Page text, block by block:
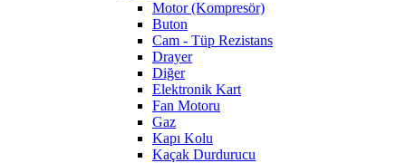
Motor (Kompresör)
Buton
Cam - Tüp Rezistans
Drayer
Diğer
Elektronik Kart
Fan Motoru
Gaz
Kapı Kolu
Kaçak Durdurucu